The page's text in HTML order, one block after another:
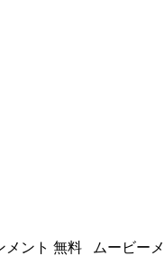
ント 無料 ムービー